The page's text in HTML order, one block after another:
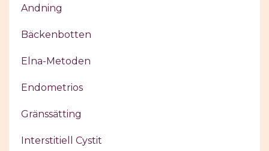
Andning
Bäckenbotten
Elna-Metoden
Endometrios
Gränssätting
Interstitiell Cystit